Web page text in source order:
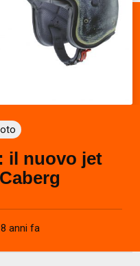
il nuovo jet
8 anni fa